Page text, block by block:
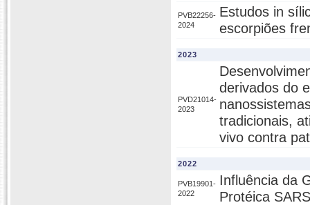
PVB22256-
2024
Estudos in
escorpiões
2023
PVD21014-
2023
derivados do
tradicionais,
vivo contra
2022
PVB19901-
2022
Influência da
Protéica